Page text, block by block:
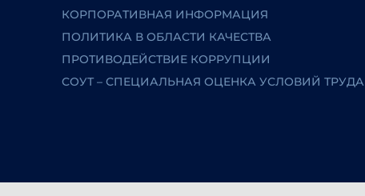
КОРПОРАТИВНАЯ ИНФОРМАЦИЯ
ПОЛИТИКА В ОБЛАСТИ КАЧЕСТВА
ПРОТИВОДЕЙСТВИЕ КОРРУПЦИИ
СОУТ – СПЕЦИАЛЬНАЯ ОЦЕНКА УСЛОВИЙ ТРУДА